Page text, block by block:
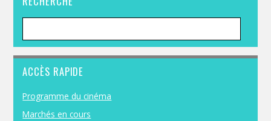
ACCÈS RAPIDE
Programme du cinéma
Marchés en cours